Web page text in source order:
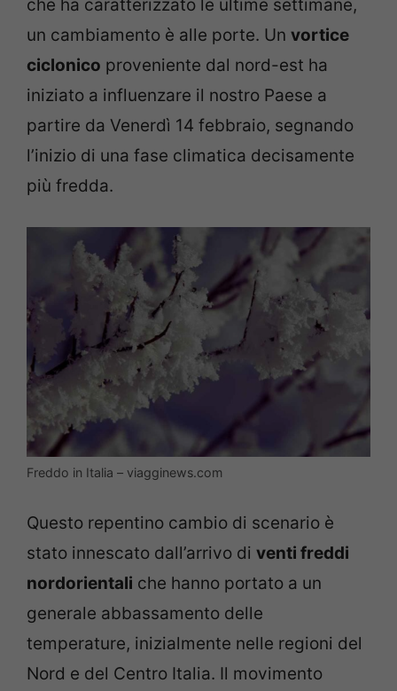
che ha caratterizzato le ultime settimane,
un cambiamento è alle porte. Un vortice
ciclonico proveniente dal nord-est ha
iniziato a influenzare il nostro Paese a
partire da Venerdì 14 febbraio, segnando
l’inizio di una fase climatica decisamente
più fredda.
Freddo in Italia – viagginews.com
Questo repentino cambio di scenario è
stato innescato dall’arrivo di venti freddi
nordorientali che hanno portato a un
generale abbassamento delle
temperature, inizialmente nelle regioni del
Nord e del Centro Italia. Il movimento